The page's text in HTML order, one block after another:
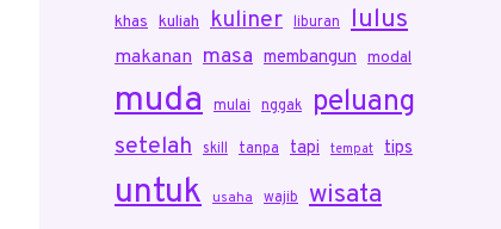
khas kuliah kuliner liburan lulus
makanan masa membangun modal
muda mulai nggak peluang
setelah skill tanpa tapi tempat tips
untuk usaha wajib wisata